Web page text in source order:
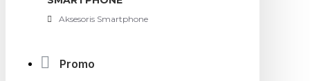
Aksesoris Smartphone
Promo